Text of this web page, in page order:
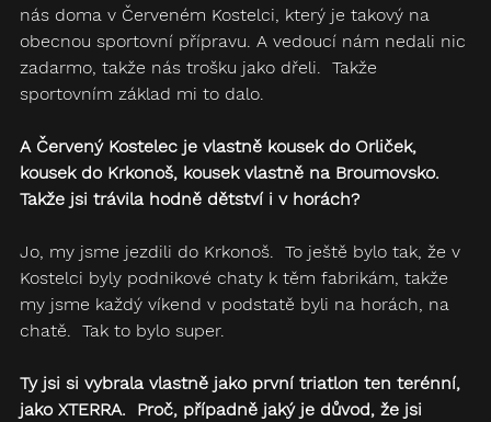
nás doma v Červeném Kostelci, který je takový na
obecnou sportovní přípravu. A vedoucí nám nedali nic
zadarmo, takže nás trošku jako dřeli.  Takže
sportovním základ mi to dalo.
A Červený Kostelec je vlastně kousek do Orliček,
kousek do Krkonoš, kousek vlastně na Broumovsko.
Takže jsi trávila hodně dětství i v horách?
Jo, my jsme jezdili do Krkonoš.  To ještě bylo tak, že v
Kostelci byly podnikové chaty k těm fabrikám, takže
my jsme každý víkend v podstatě byli na horách, na
chatě.  Tak to bylo super.
Ty jsi si vybrala vlastně jako první triatlon ten terénní,
jako XTERRA.  Proč, případně jaký je důvod, že jsi